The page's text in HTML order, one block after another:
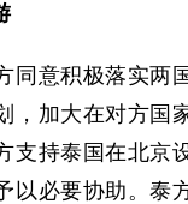
意积极落实两
，加大在对方国
支持泰国在北京
以必要协助。泰